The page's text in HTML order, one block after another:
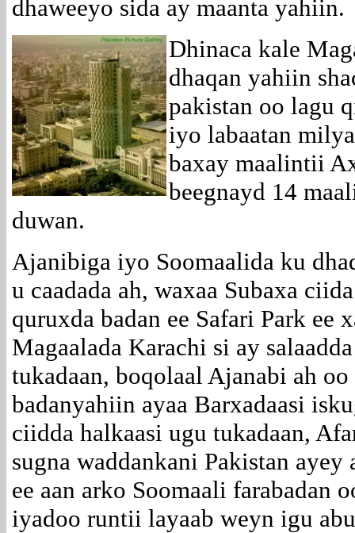
dhaweeyo sida ay maanta yahiin.
Dhinaca kale
dhaqan yahiin
pakistan oo lagu
iyo labaatan
baxay maalintii
beegnayd 14
duwan.
Ajanibiga iyo Soomaalida ku
u caadada ah, waxaa Subaxa
quruxda badan ee Safari Park ee
Magaalada Karachi si ay
tukadaan, boqolaal Ajanabi ah
badanyahiin ayaa Barxadaasi
ciidda halkaasi ugu tukadaan,
sugna waddankani Pakistan
ee aan arko Soomaali farabadan
iyadoo runtii layaab weyn igu